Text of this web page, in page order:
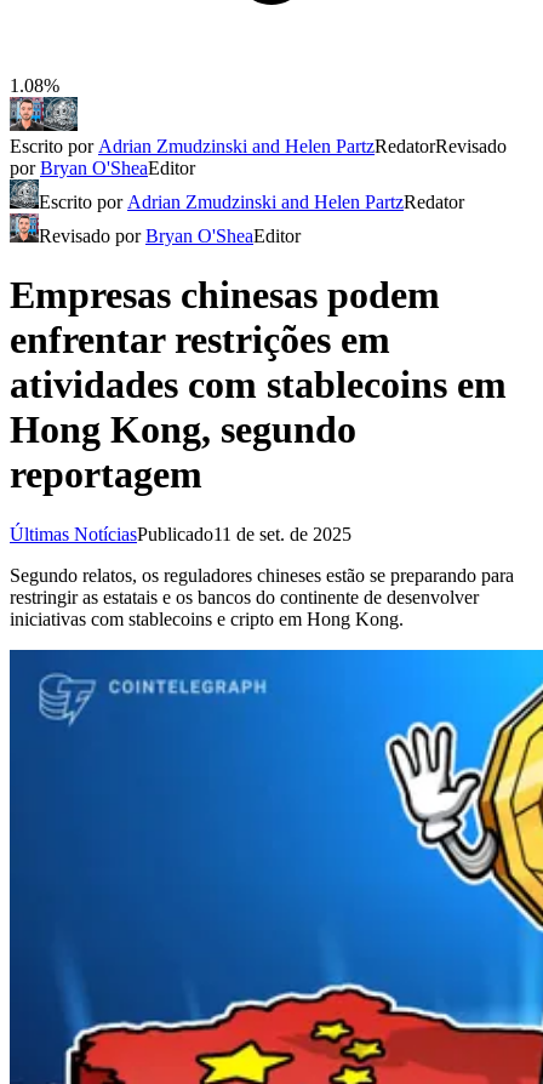
1.08%
Escrito por Adrian Zmudzinski and Helen PartzRedatorRevisado
porBryan O'SheaEditor
Escrito por Adrian Zmudzinski and Helen PartzRedator
Revisado porBryan O'SheaEditor
Empresas chinesas podem
enfrentar restrições em
atividades com stablecoins em
Hong Kong, segundo
reportagem
Últimas NotíciasPublicado11 de set. de 2025
Segundo relatos, os reguladores chineses estão se preparando para
restringir as estatais e os bancos do continente de desenvolver
iniciativas com stablecoins e cripto em Hong Kong.